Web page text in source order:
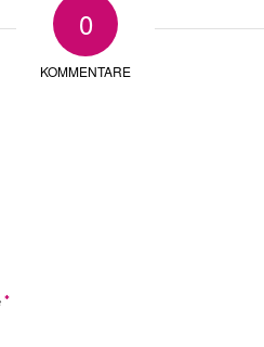
0
KOMMENTARE
*